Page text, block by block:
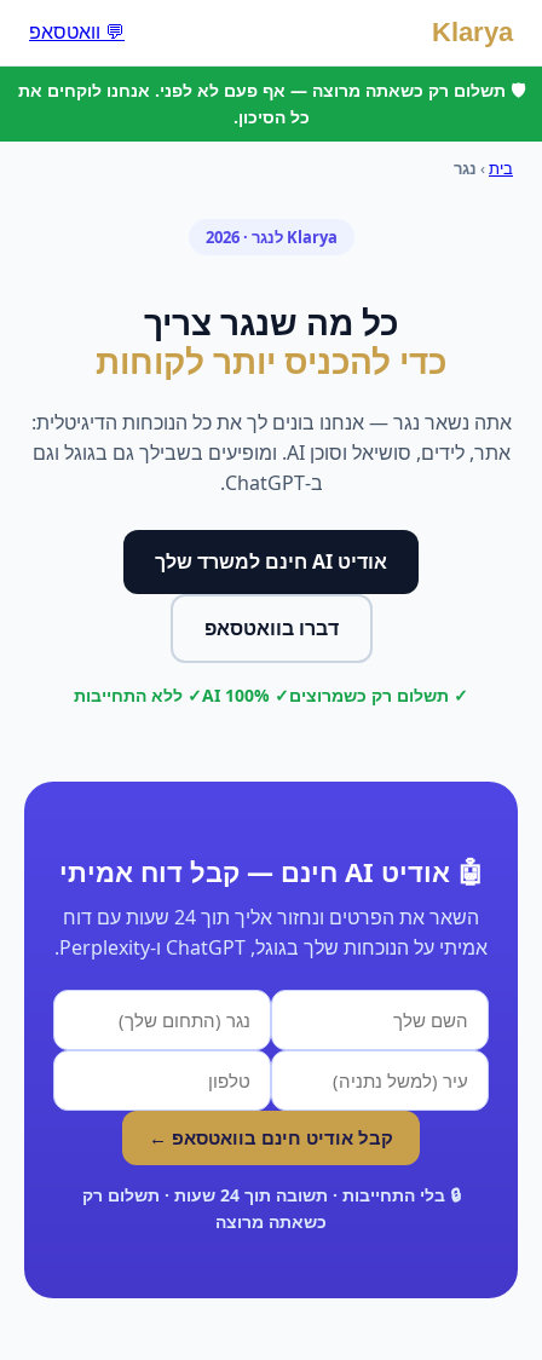
Klarya 💬 וואטסאפ
🛡️ תשלום רק כשאתה מרוצה — אף פעם לא לפני. אנחנו לוקחים את
כל הסיכון.
בית› נגר
Klarya ל נגר · 2026
כל מה שנגר צריך
כדי להכניס יותר לקוחות
אתה נשאר נגר— אנחנו בונים לך את כל הנוכחות הדיגיטלית:
אתר, לידים, סושיאל וסוכן AI. ומופיעים בשבילך גם בגוגל וגם
ב-ChatGPT.
אודיט AI חינם למשרד שלך
דברו בוואטסאפ
✓ תשלום רק כשמרוצים✓ 100% AI ✓ ללא התחייבות
🤖 אודיט AI חינם — קבל דוח אמיתי
השאר את הפרטים ונחזור אליך תוך 24 שעות עם דוח
אמיתי על הנוכחות שלך בגוגל, ChatGPT ו-Perplexity.
קבל אודיט חינם בוואטסאפ ←
🔒 בלי התחייבות · תשובה תוך 24 שעות · תשלום רק
כשאתה מרוצה